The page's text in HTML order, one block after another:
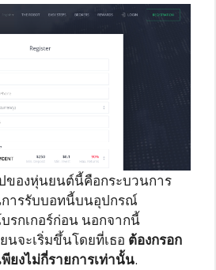
องหุ่นยนต์นี้คือกระบวนการ
ารรับบอทนี้บนอุปกรณ์
บรกเกอร์ก่อน นอกจากนี้
นจะเริ่มขึ้นโดยที่เธอ ต้องกรอก
ยงไม่กี่รายการเท่านั้น.